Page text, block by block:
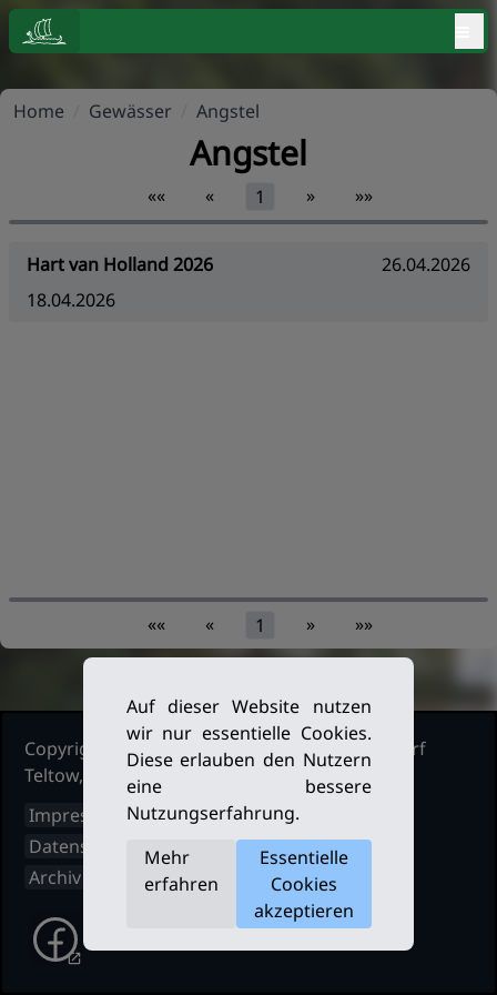
Home Gewässer Angstel
Angstel
«« « 1 » »»
Hart van Holland 2026
26.04.2026
18.04.2026
«« « 1 » »»
Copyright Ruderclub Kleinmachnow Stahnsdorf
Teltow, 2026. Alle Rechte vorbehalten.
Impressum
Datenschutz
Archiv
Auf dieser Website nutzen
wir nur essentielle Cookies.
Diese erlauben den Nutzern
eine bessere
Nutzungserfahrung.
Mehr
erfahren
Essentielle
Cookies
akzeptieren